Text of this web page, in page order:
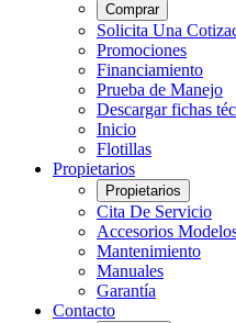
Comprar
Solicita Una
Promociones
Financiamiento
Prueba de Manejo
Descargar fichas
Inicio
Flotillas
Propietarios
Propietarios
Cita De Servicio
Accesorios
Mantenimiento
Manuales
Garantía
Contacto